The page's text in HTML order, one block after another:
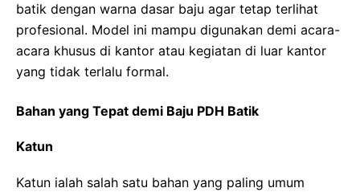
batik dengan warna dasar baju agar tetap terlihat
profesional. Model ini mampu digunakan demi acara-
acara khusus di kantor atau kegiatan di luar kantor
yang tidak terlalu formal.
Bahan yang Tepat demi Baju PDH Batik
Katun
Katun ialah salah satu bahan yang paling umum